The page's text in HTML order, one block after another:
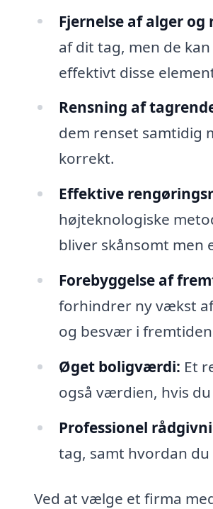
Fjernelse af alger og
af dit tag, men de
effektivt disse
Rensning af
dem renset samtidig
korrekt.
Effektive
højteknologiske
bliver skånsomt men
Forebyggelse af
forhindrer ny vækst
og besvær i
Øget boligværdi: Et
også værdien, hvis
Professionel
tag, samt hvordan
Ved at vælge et firma